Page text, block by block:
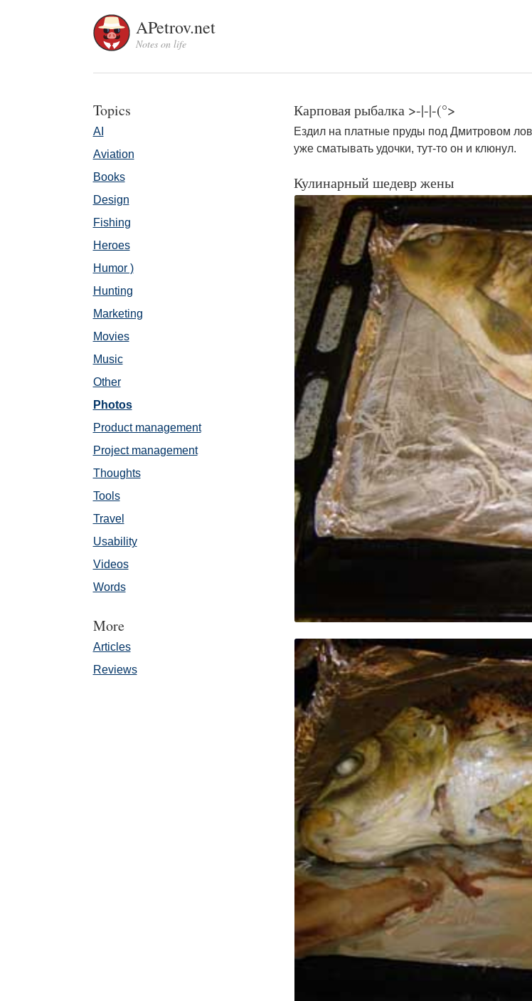
APetrov.net
Notes on life
Topics
AI
Aviation
Books
Design
Fishing
Heroes
Humor )
Hunting
Marketing
Movies
Music
Other
Photos
Product management
Project management
Thoughts
Tools
Travel
Usability
Videos
Words
More
Articles
Reviews
Карповая рыбалка >-|-|-(°>
Ездил на платные пруды под Дмитровом
уже сматывать удочки, тут-то он и клюнул.
Кулинарный шедевр жены